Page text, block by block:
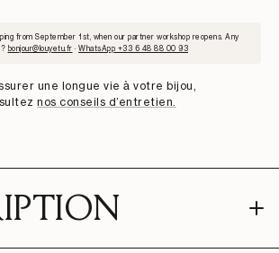
from September 1st, when our partner workshop reopens. Any
bonjour@louyetu.fr · WhatsApp +33 6 48 88 00 93
une longue vie à votre bijou,
nos conseils d’entretien.